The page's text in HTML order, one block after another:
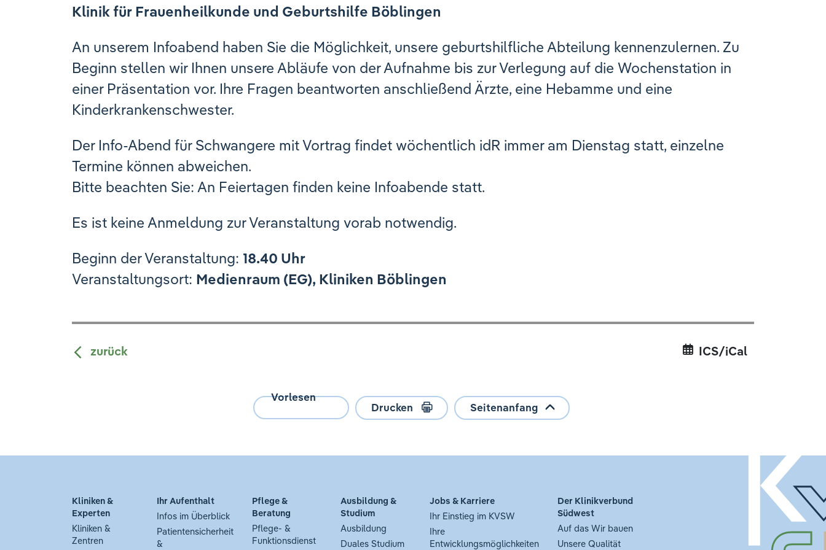
Klinik für Frauenheilkunde und Geburtshilfe Böblingen
An unserem Infoabend haben Sie die Möglichkeit, unsere geburtshilfliche Abteilung kennenzulernen. Zu
Beginn stellen wir Ihnen unsere Abläufe von der Aufnahme bis zur Verlegung auf die Wochenstation in
einer Präsentation vor. Ihre Fragen beantworten anschließend Ärzte, eine Hebamme und eine
Kinderkrankenschwester.
Der Info-Abend für Schwangere mit Vortrag findet wöchentlich idR immer am Dienstag statt, einzelne
Termine können abweichen.
Bitte beachten Sie: An Feiertagen finden keine Infoabende statt.
Es ist keine Anmeldung zur Veranstaltung vorab notwendig.
Beginn der Veranstaltung: 18.40 Uhr
Veranstaltungsort: Medienraum (EG), Kliniken Böblingen
zurück ICS/iCal
Vorlesen
Drucken
Seitenanfang
Kliniken &
Experten
Kliniken &
Zentren
Ihr Aufenthalt
Infos im Überblick
Patientensicherheit
&
Pflege &
Beratung
Pflege- &
Funktionsdienst
Ausbildung &
Studium
Ausbildung
Duales Studium
Jobs & Karriere
Ihr Einstieg im KVSW
Ihre
Entwicklungsmöglichkeiten
Der Klinikverbund
Südwest
Auf das Wir bauen
Unsere Qualität